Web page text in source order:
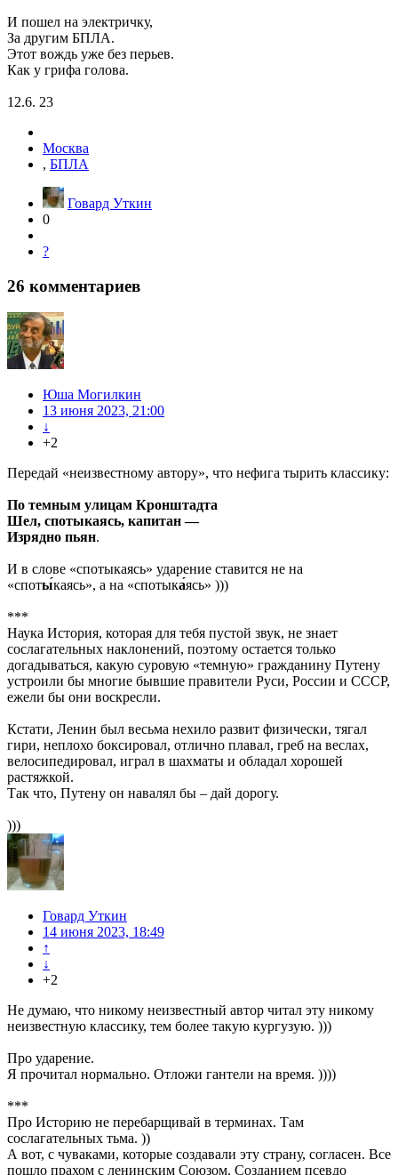
И пошел на электричку,
За другим БПЛА.
Этот вождь уже без перьев.
Как у грифа голова.
12.6. 23
Москва
, БПЛА
Говард Уткин
0
?
26 комментариев
Юша Могилкин
13 июня 2023, 21:00
↓
+2
Передай «неизвестному автору», что нефига тырить классику:
По темным улицам Кронштадта
Шел, спотыкаясь, капитан —
Изрядно пьян.
И в слове «спотыкаясь» ударение ставится не на
«споты́каясь», а на «спотыка́ясь» )))
***
Наука История, которая для тебя пустой звук, не знает
сослагательных наклонений, поэтому остается только
догадываться, какую суровую «темную» гражданину Путену
устроили бы многие бывшие правители Руси, России и СССР,
ежели бы они воскресли.
Кстати, Ленин был весьма нехило развит физически, тягал
гири, неплохо боксировал, отлично плавал, греб на веслах,
велосипедировал, играл в шахматы и обладал хорошей
растяжкой.
Так что, Путену он навалял бы – дай дорогу.
)))
Говард Уткин
14 июня 2023, 18:49
↑
↓
+2
Не думаю, что никому неизвестный автор читал эту никому
неизвестную классику, тем более такую кургузую. )))
Про ударение.
Я прочитал нормально. Отложи гантели на время. ))))
***
Про Историю не перебарщивай в терминах. Там
сослагательных тьма. ))
А вот, с чуваками, которые создавали эту страну, согласен. Все
пошло прахом с ленинским Союзом. Созданием псевдо